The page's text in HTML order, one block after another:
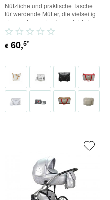
Nützliche und praktische Tasche
für werdende Mütter, die vielseitig
eingesetzt werden kann. Erst als
Geburtstasche...
€ 60,5*